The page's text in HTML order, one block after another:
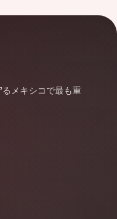
メキシコで最も重